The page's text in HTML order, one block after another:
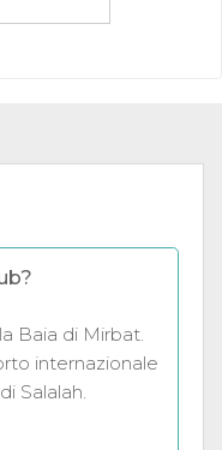
Baia di Mirbat.
internazionale
Salalah.